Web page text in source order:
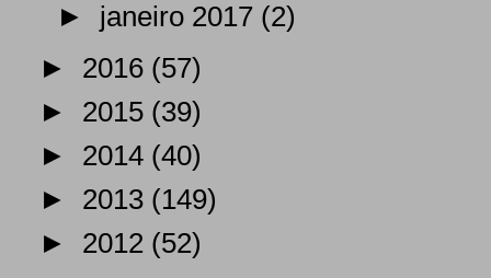
► janeiro 2017 (2)
► 2016 (57)
► 2015 (39)
► 2014 (40)
► 2013 (149)
► 2012 (52)